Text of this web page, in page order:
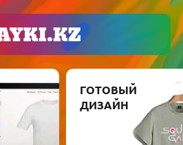
ГОТОВЫЙ
ДИЗАЙН